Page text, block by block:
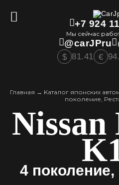
+7 924
Мы сейчас
@carJPru
$ 81.41 €
Главная → Kаталог японских
поколение,
4 поколение,